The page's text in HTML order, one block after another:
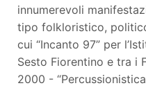
innumerevoli
tipo folkloristico,
cui “Incanto 97” per
Sesto Fiorentino e tra i
2000 -